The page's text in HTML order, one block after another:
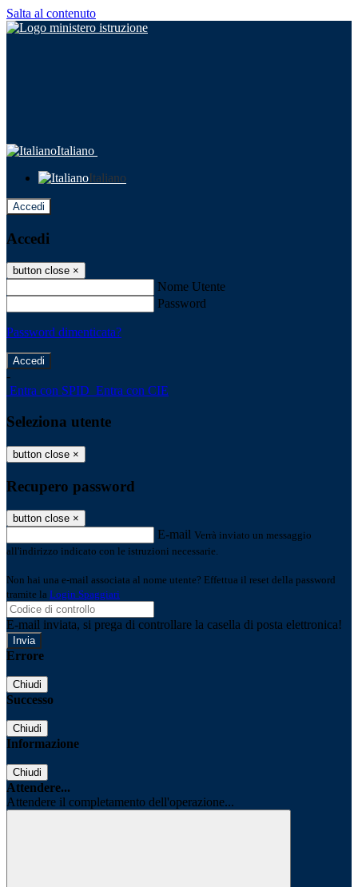
Salta al contenuto
Italiano
Italiano
Accedi
Accedi
button close ×
Nome Utente
Password
Password dimenticata?
-
Entra con SPID Entra con CIE
Seleziona utente
button close ×
Recupero password
button close ×
E-mail Verrà inviato un messaggio
all'indirizzo indicato con le istruzioni necessarie.
Non hai una e-mail associata al nome utente? Effettua il reset della password
tramite la Login Spaggiari
E-mail inviata, si prega di controllare la casella di posta elettronica!
Errore
Chiudi
Successo
Chiudi
Informazione
Chiudi
Attendere...
Attendere il completamento dell'operazione...